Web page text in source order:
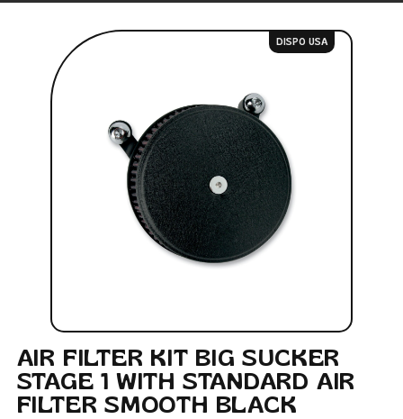
DISPO USA
AIR FILTER KIT BIG SUCKER
STAGE 1 WITH STANDARD AIR
FILTER SMOOTH BLACK